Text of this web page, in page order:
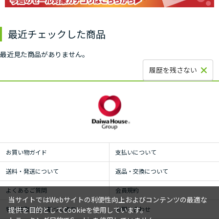
最近チェックした商品
最近見た商品がありません。
履歴を残さない
お買い物ガイド 支払いについて
送料・発送について 返品・交換について
よくあるご質問 会員規約
特定商取引法に基づく表示 お問い合わせ
当サイトではWebサイトの利便性向上およびコンテンツの最適な
提供を目的としてCookieを使用しています。